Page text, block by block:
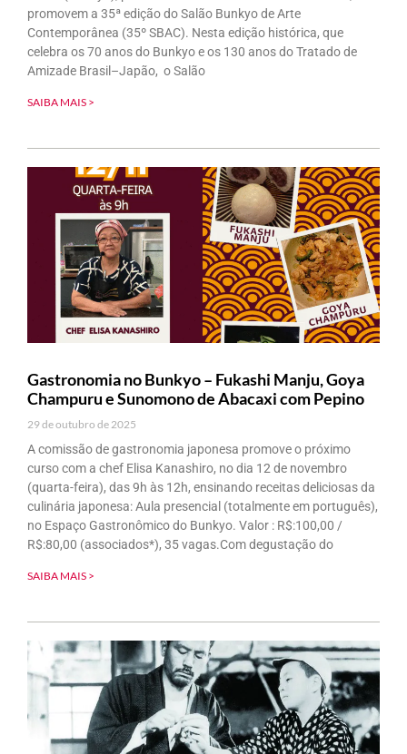
promovem a 35ª edição do Salão Bunkyo de Arte
Contemporânea (35º SBAC). Nesta edição histórica, que
celebra os 70 anos do Bunkyo e os 130 anos do Tratado de
Amizade Brasil–Japão, o Salão
SAIBA MAIS >
Gastronomia no Bunkyo – Fukashi Manju, Goya
Champuru e Sunomono de Abacaxi com Pepino
29 de outubro de 2025
A comissão de gastronomia japonesa promove o próximo
curso com a chef Elisa Kanashiro, no dia 12 de novembro
(quarta-feira), das 9h às 12h, ensinando receitas deliciosas da
culinária japonesa: Aula presencial (totalmente em português),
no Espaço Gastronômico do Bunkyo. Valor : R$:100,00 /
R$:80,00 (associados*), 35 vagas.Com degustação do
SAIBA MAIS >